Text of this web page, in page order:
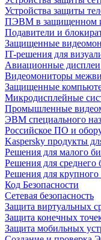
Устройства защиты
ПЭВМ в защищенном
Подавители и
Защищенные
IT-решения для
Авиационные дисплеи
Видеомониторы
Защищенные
Микродисплейные
Промышленные
ЭВМ специального
Российское ПО и
Kaspersky продукты
Решения для малого
Решения для среднего
Решения для крупного
Код Безопасности
Сетевая безопасность
Защита виртуальных
Защита конечных
Защита мобильных